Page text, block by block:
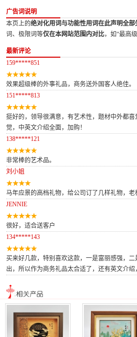
广告词说明
本页上的绝对化用词与功能性用词在此声明全部
词、极限词等仅在本网站范围内对比，如“最高
最新评论
159*****851
效果超级棒的外事礼品，商务送外国客人绝佳。
151*****813
挺好的，领导很满意，有艺术性，题材中外都
觉，中英文介绍全面，加购！
138*****121
非常棒的艺术品。
刘小姐
马年应景的高档礼物，给公司订了几样礼物，老
JENNIE
很好，适合送客户
134*****143
买来好几款，特别喜欢这款，一是富丽感强，
出，所以作为商务礼品太合适了，还有英文介绍